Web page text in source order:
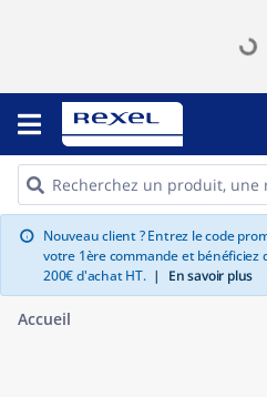
info Nouveau client ? Entrez le code
votre 1ère commande et bénéficiez
200€ d'achat HT. | En savoir plus
Accueil